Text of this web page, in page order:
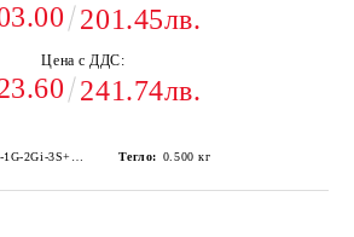
201.45лв.
Цена с ДДС:
241.74лв.
Тегло: 0.500 кг